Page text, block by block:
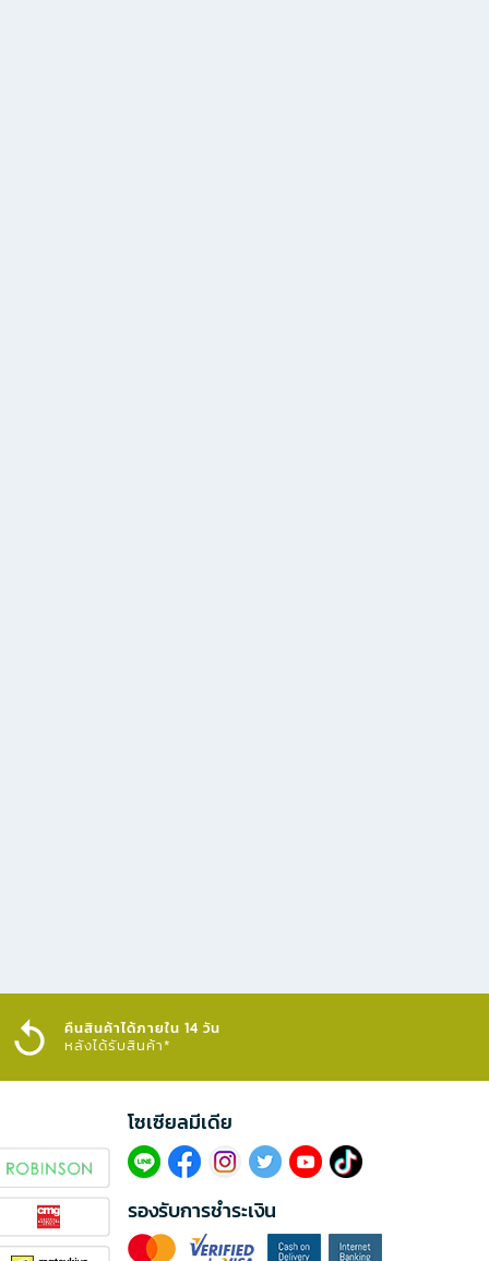
คืนสินค้าได้ภายใน 14 วัน
หลังได้รับสินค้า*
โซเซียลมีเดีย​
รองรับการชำระเงิน